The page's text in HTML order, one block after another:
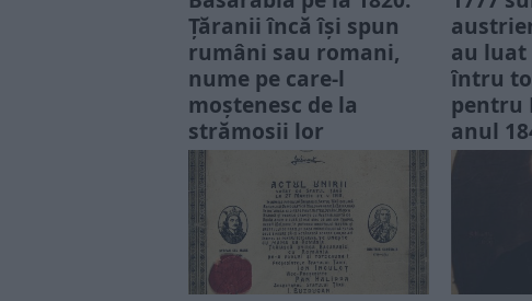
Ţăranii încă își spun
rumâni sau romani,
nume pe care-l
moştenesc de la
strămoşii lor
Ebenezer Henderson a trăit
între 17 noiembrie 1784 și 17
mai 1858, fiind ministru și
misionar...
au luat
întru
pentru
anul
Calendar
anul
nostru